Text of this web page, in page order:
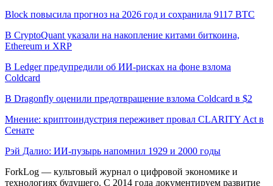
Block повысила прогноз на 2026 год и сохранила 9117 BTC
В CryptoQuant указали на накопление китами биткоина,
Ethereum и XRP
В Ledger предупредили об ИИ-рисках на фоне взлома
Coldcard
В Dragonfly оценили предотвращение взлома Coldcard в $2
Мнение: криптоиндустрия переживет провал CLARITY Act в
Сенате
Рэй Далио: ИИ-пузырь напомнил 1929 и 2000 годы
ForkLog — культовый журнал о цифровой экономике и
технологиях будущего. С 2014 года документируем развитие